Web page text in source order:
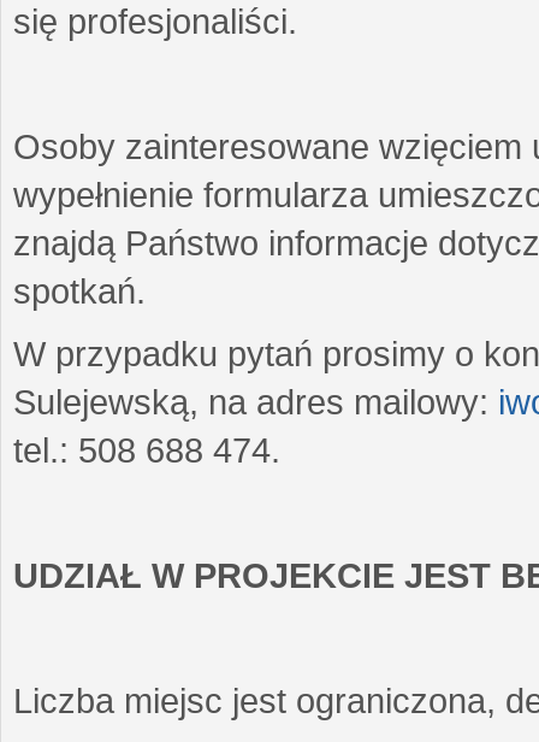
się profesjonaliści.
Osoby zainteresowane wzięciem
wypełnienie formularza
znajdą Państwo informacje
spotkań.
W przypadku pytań prosimy o
Sulejewską, na adres mailowy:
tel.: 508 688 474.
UDZIAŁ W PROJEKCIE JEST
Liczba miejsc jest ograniczona,